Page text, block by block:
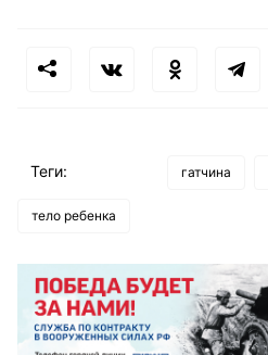
Теги: гатчина
тело ребенка